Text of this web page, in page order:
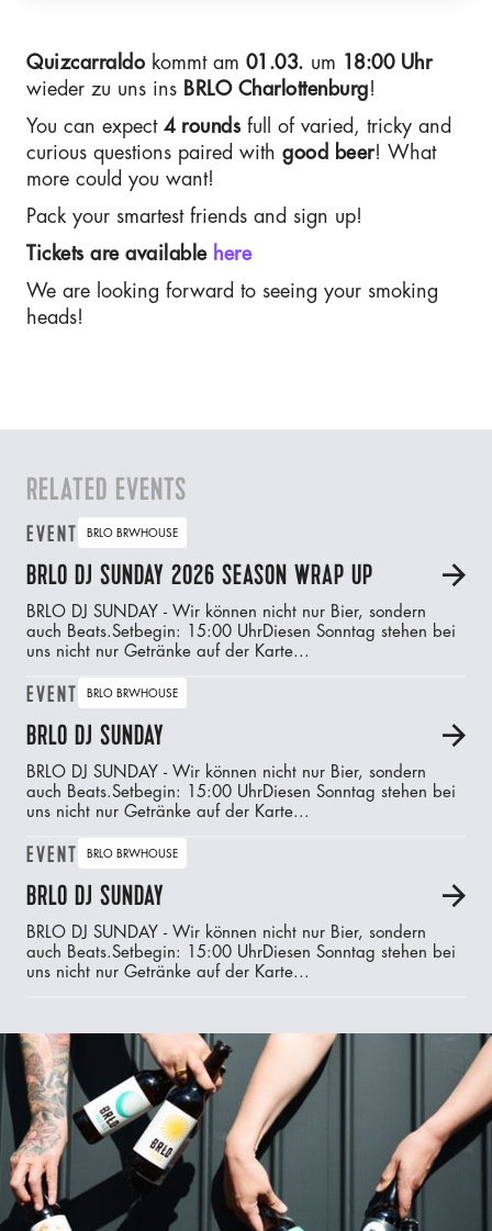
Quizcarraldo kommt am 01.03. um 18:00 Uhr
wieder zu uns ins BRLO Charlottenburg!
You can expect 4 rounds full of varied, tricky and
curious questions paired with good beer! What
more could you want!
Pack your smartest friends and sign up!
Tickets are available here
We are looking forward to seeing your smoking
heads!
RELATED EVENTS
EVENT BRLO BRWHOUSE
BRLO DJ SUNDAY 2026 SEASON WRAP UP A
BRLO DJ SUNDAY - Wir können nicht nur Bier, sondern
auch Beats.‍Setbegin: 15:00 UhrDiesen Sonntag stehen bei
uns nicht nur Getränke auf der Karte...
EVENT BRLO BRWHOUSE
BRLO DJ SUNDAY A
BRLO DJ SUNDAY - Wir können nicht nur Bier, sondern
auch Beats.‍Setbegin: 15:00 UhrDiesen Sonntag stehen bei
uns nicht nur Getränke auf der Karte...
EVENT BRLO BRWHOUSE
BRLO DJ SUNDAY A
BRLO DJ SUNDAY - Wir können nicht nur Bier, sondern
auch Beats.‍Setbegin: 15:00 UhrDiesen Sonntag stehen bei
uns nicht nur Getränke auf der Karte...